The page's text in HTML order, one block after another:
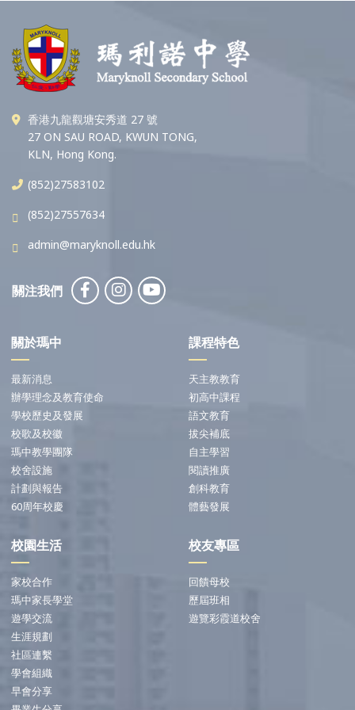
香港九龍觀塘安秀道 27 號
27 ON SAU ROAD, KWUN TONG,
KLN, Hong Kong.
(852)27583102
(852)27557634
admin@maryknoll.edu.hk
關注我們
關於瑪中
最新消息
辦學理念及教育使命
學校歷史及發展
校歌及校徽
瑪中教學團隊
校舍設施
計劃與報告
60周年校慶
課程特色
天主教教育
初高中課程
語文教育
拔尖補底
自主學習
閱讀推廣
創科教育
體藝發展
校園生活
家校合作
瑪中家長學堂
遊學交流
生涯規劃
社區連繫
學會組織
早會分享
校友專區
回饋母校
歷屆班相
遊覽彩霞道校舍